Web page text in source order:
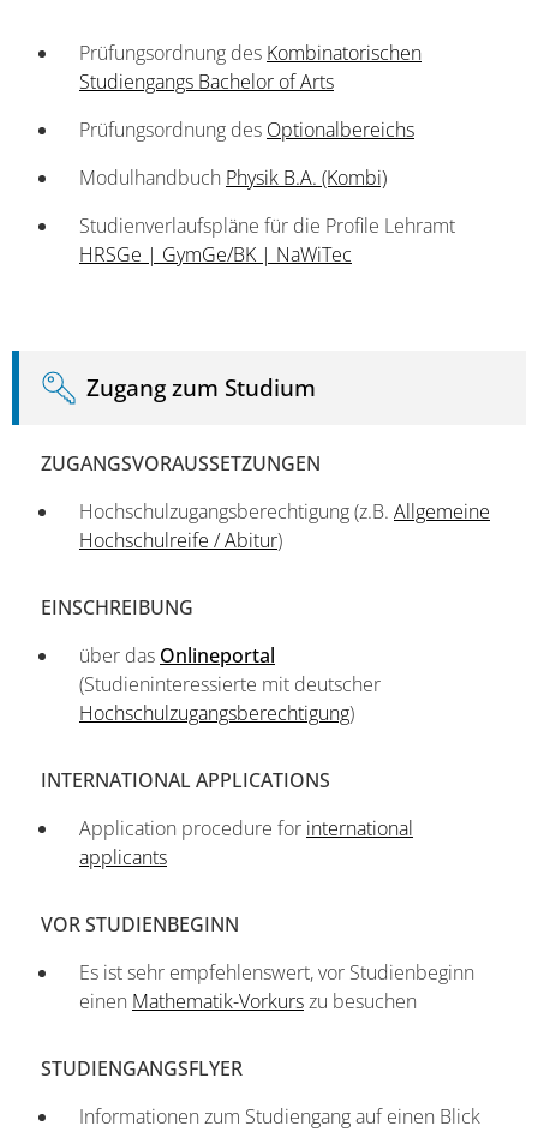
Prüfungsordnung des Kombinatorischen
Studiengangs Bachelor of Arts
Prüfungsordnung des Optionalbereichs
Modulhandbuch Physik B.A. (Kombi)
Studienverlaufspläne für die Profile Lehramt
HRSGe | GymGe/BK | NaWiTec
Zugang zum Studium
ZUGANGSVORAUSSETZUNGEN
Hochschulzugangsberechtigung (z.B. Allgemeine
Hochschulreife / Abitur)
EINSCHREIBUNG
über das Onlineportal
(Studieninteressierte mit deutscher
Hochschulzugangsberechtigung)
INTERNATIONAL APPLICATIONS
Application procedure for international
applicants
VOR STUDIENBEGINN
Es ist sehr empfehlenswert, vor Studienbeginn
einen Mathematik-Vorkurszu besuchen
STUDIENGANGSFLYER
Informationen zum Studiengang auf einen Blick